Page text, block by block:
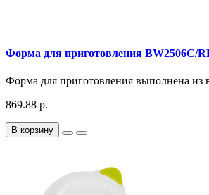
Форма для приготовления BW2506C/
Форма для приготовления выполнена из
869.88 р.
В корзину